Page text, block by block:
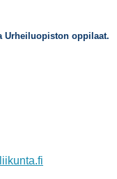
Urheiluopiston oppilaat.